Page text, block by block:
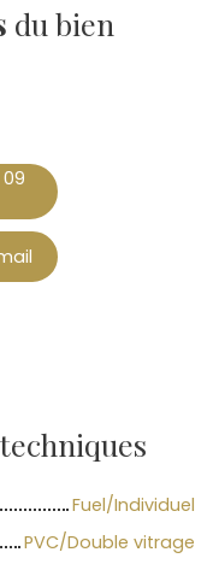
du bien
09
techniques
Fuel/Individuel
PVC/Double vitrage